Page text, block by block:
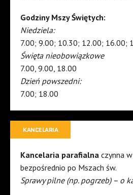
Godziny Mszy Świętych:
Niedziela:
7.00; 9.00; 10.30; 12.00; 16.00;
Święta nieobowiązkowe
7.00, 9.00, 18.00
Dzień powszedni:
7.00; 18.00
KANCELARIA
Kancelaria parafialna czynna
bezpośrednio po Mszach św.
Sprawy pilne (np. pogrzeb) – o